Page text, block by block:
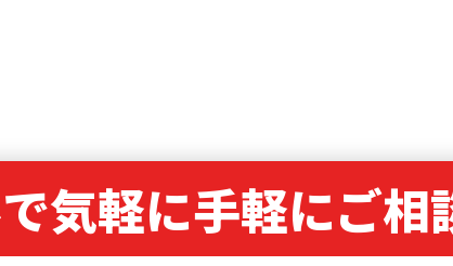
気軽に手軽にご相